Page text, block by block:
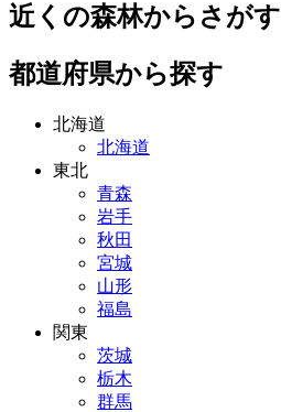
近くの森林からさがす
都道府県から探す
北海道
北海道
東北
青森
岩手
秋田
宮城
山形
福島
関東
茨城
栃木
群馬